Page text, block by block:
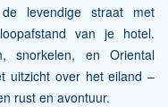
levendige straat met
van je hotel.
snorkelen, en Oriental
uitzicht over het eiland –
rust en avontuur.